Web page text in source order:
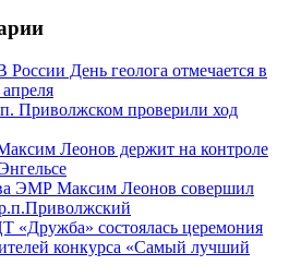
России День геолога отмечается в
Приволжском проверили ход
Леонов держит на контроле
ЭМР Максим Леонов совершил
«Дружба» состоялась церемония
конкурса «Самый лучший